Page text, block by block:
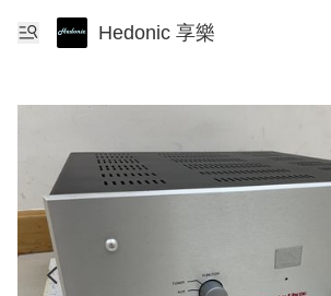
Hedonic 享樂